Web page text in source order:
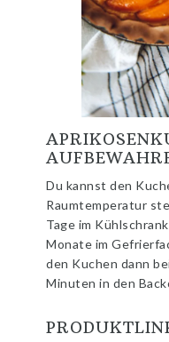
Du kannst den
Raumtemperatur
Tage im
Monate im
den Kuchen dann
Minuten in den